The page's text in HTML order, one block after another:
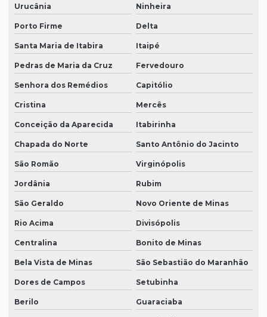
Urucânia Ninheira
Porto Firme Delta
Santa Maria de Itabira Itaipé
Pedras de Maria da Cruz Fervedouro
Senhora dos Remédios Capitólio
Cristina Mercês
Conceição da Aparecida Itabirinha
Chapada do Norte Santo Antônio do Jacinto
São Romão Virginópolis
Jordânia Rubim
São Geraldo Novo Oriente de Minas
Rio Acima Divisópolis
Centralina Bonito de Minas
Bela Vista de Minas São Sebastião do Maranhão
Dores de Campos Setubinha
Berilo Guaraciaba